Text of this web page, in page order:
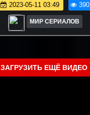
2023-05-11 03:49 390
МИР СЕРИАЛОВ
ЗАГРУЗИТЬ ЕЩЁ ВИДЕО